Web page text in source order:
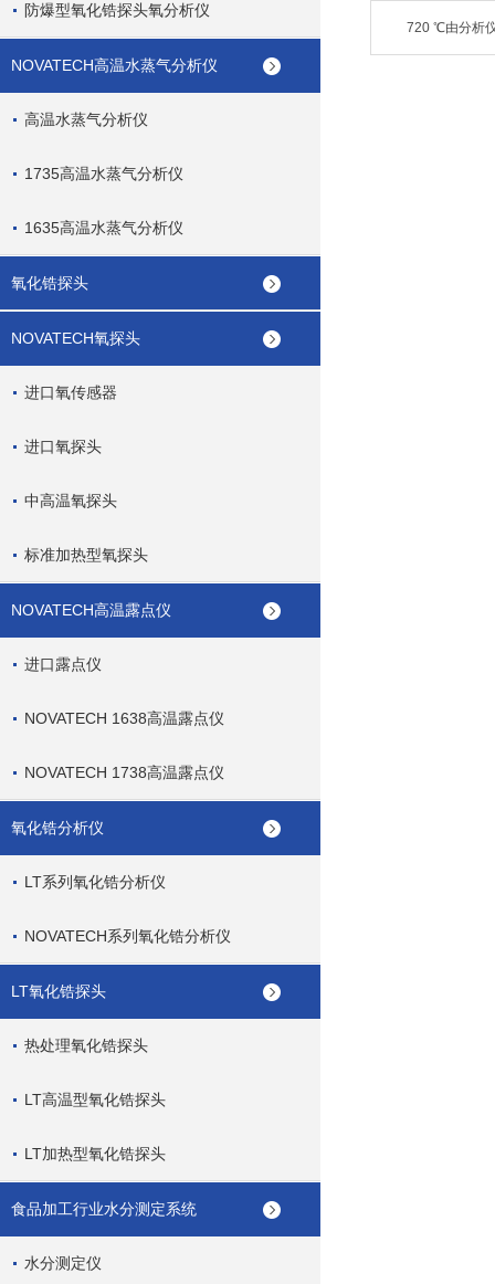
防爆型氧化锆探头氧分析仪
NOVATECH高温水蒸气分析仪
高温水蒸气分析仪
1735高温水蒸气分析仪
1635高温水蒸气分析仪
氧化锆探头
NOVATECH氧探头
进口氧传感器
进口氧探头
中高温氧探头
标准加热型氧探头
NOVATECH高温露点仪
进口露点仪
NOVATECH 1638高温露点仪
NOVATECH 1738高温露点仪
氧化锆分析仪
LT系列氧化锆分析仪
NOVATECH系列氧化锆分析仪
LT氧化锆探头
热处理氧化锆探头
LT高温型氧化锆探头
LT加热型氧化锆探头
食品加工行业水分测定系统
水分测定仪
720 ℃由分析